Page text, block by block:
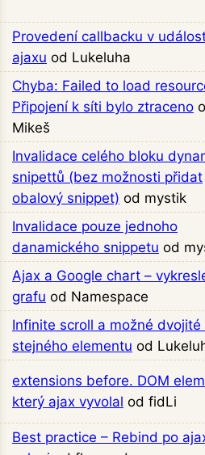
Provedení callbacku v
ajaxu od Lukeluha
Chyba: Failed to load
Připojení k síti bylo ztraceno
Mikeš
Invalidace celého bloku
snipettů (bez možnosti přidat
obalový snippet) od mystik
Invalidace pouze jednoho
danamického snippetu od
Ajax a Google chart –
grafu od Namespace
Infinite scroll a možné dvojité
stejného elementu od
extensions before. DOM
který ajax vyvolal od fidLi
Best practice – Rebind po